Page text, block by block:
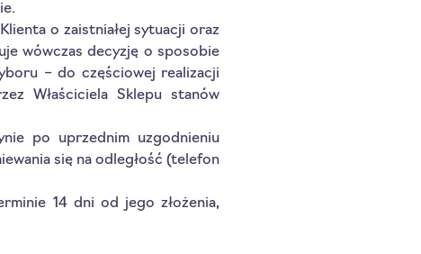
o zaistniałej sytuacji oraz
wówczas decyzję o sposobie
– do częściowej realizacji
Właściciela Sklepu stanów
po uprzednim uzgodnieniu
się na odległość (telefon
14 dni od jego złożenia,